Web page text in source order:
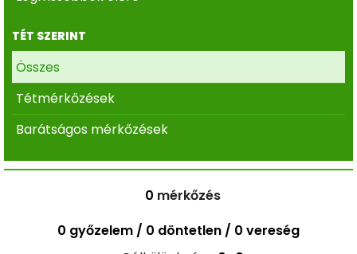
TÉT SZERINT
Összes
Tétmérkőzések
Barátságos mérkőzések
0 mérkőzés
0 győzelem / 0 döntetlen / 0 vereség